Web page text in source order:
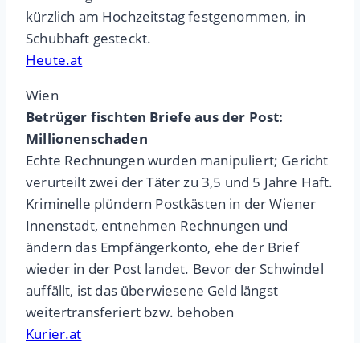
kürzlich am Hochzeitstag festgenommen, in
Schubhaft gesteckt.
Heute.at
Wien
Betrüger fischten Briefe aus der Post:
Millionenschaden
Echte Rechnungen wurden manipuliert; Gericht
verurteilt zwei der Täter zu 3,5 und 5 Jahre Haft.
Kriminelle plündern Postkästen in der Wiener
Innenstadt, entnehmen Rechnungen und
ändern das Empfängerkonto, ehe der Brief
wieder in der Post landet. Bevor der Schwindel
auffällt, ist das überwiesene Geld längst
weitertransferiert bzw. behoben
Kurier.at